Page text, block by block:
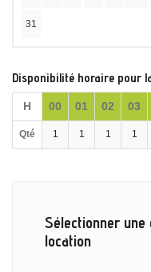
31
Disponibilité horaire pour
H 00 01 02 03
Qté 1 1 1 1
Sélectionner une
location